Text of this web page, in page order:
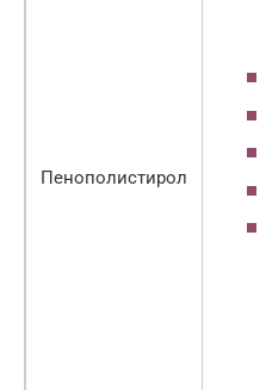
Пенополистирол